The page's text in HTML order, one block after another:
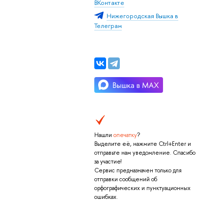
ВКонтакте
Нижегородская Вышка в
Телеграм
Нашли опечатку?
Выделите её, нажмите Ctrl+Enter и
отправьте нам уведомление. Спасибо
за участие!
Сервис предназначен только для
отправки сообщений об
орфографических и пунктуационных
ошибках.